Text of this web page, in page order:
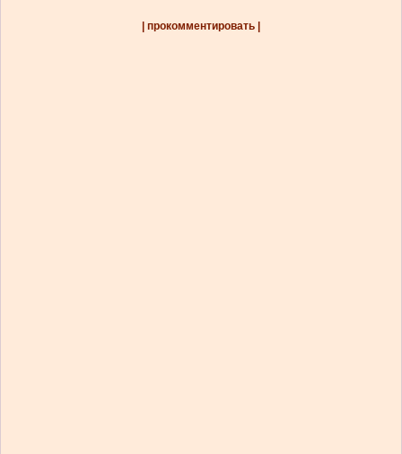
| прокомментировать |